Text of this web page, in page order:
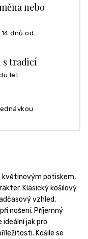
nebo
dnů od
s tradicí
let
květinovým potiskem,
Klasický košilový
vzhled,
nošení. Příjemný
jak pro
Košile se